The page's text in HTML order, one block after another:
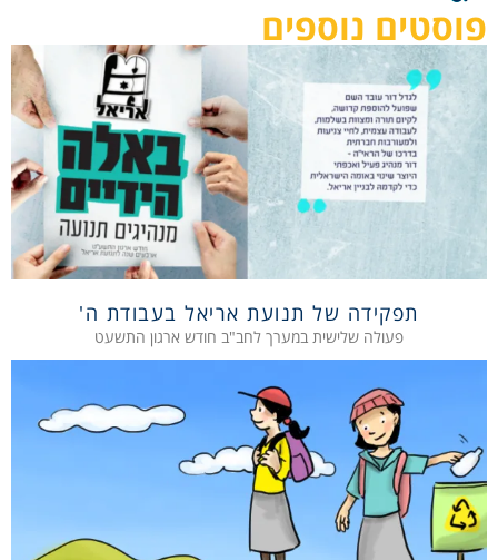
פוסטים נוספים
תפקידה של תנועת אריאל בעבודת ה'
פעולה שלישית במערך לחב"ב חודש ארגון התשעט